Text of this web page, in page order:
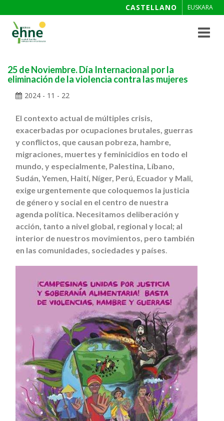
CASTELLANO EUSKARA
Toggle
25 de Noviembre. Día Internacional por la
eliminación de la violencia contra las mujeres
2024 - 11 - 22
El contexto actual de múltiples crisis,
exacerbadas por ocupaciones brutales, guerras
y conflictos, que causan pobreza, hambre,
migraciones, muertes y feminicidios en todo el
mundo, y especialmente, Palestina, Líbano,
Sudán, Yemen, Haití, Níger, Perú, Ecuador y Mali,
exige urgentemente que coloquemos la justicia
de género y social en el centro de nuestra
agenda política. Necesitamos deliberación y
acción, tanto a nivel global, regional y local; al
interior de nuestros movimientos, pero también
en las comunidades, sociedades y países.